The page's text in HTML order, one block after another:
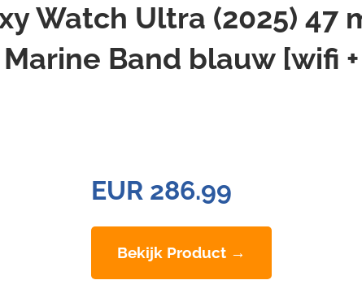
Watch Ultra (2025) 47
Band blauw [wifi
EUR 286.99
Bekijk Product →